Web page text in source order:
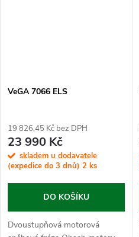
VeGA 7066 ELS
19 826,45 Kč bez DPH
23 990 Kč
skladem u dodavatele
(expedice do 3 dnů) 2 ks
DO KOŠÍKU
Dvoustupňová motorová